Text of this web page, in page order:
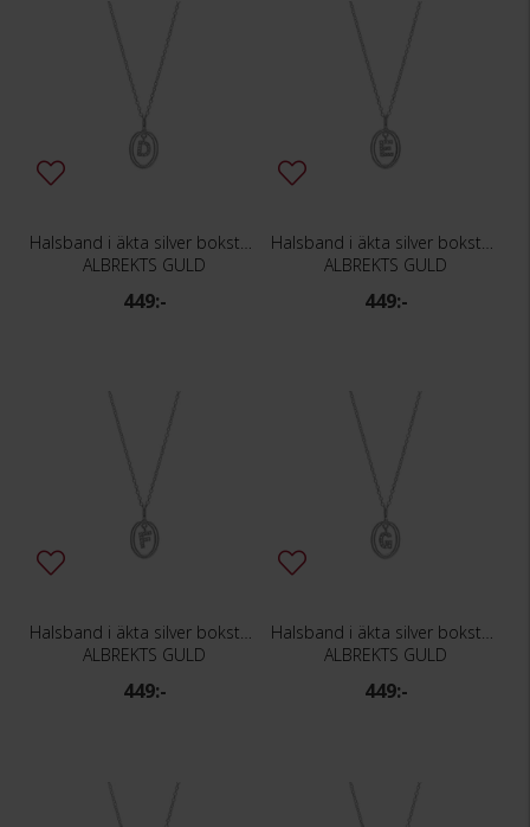
ALBREKTS GULD
449:-
ALBREKTS GULD
449:-
Halsband i äkta silver bokstav F
ALBREKTS GULD
449:-
Halsband i äkta silver bokstav G
ALBREKTS GULD
449:-